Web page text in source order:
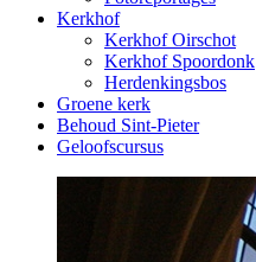
Kerkhof
Kerkhof Oirschot
Kerkhof Spoordonk
Herdenkingsbos
Groene kerk
Behoud Sint-Pieter
Geloofscursus